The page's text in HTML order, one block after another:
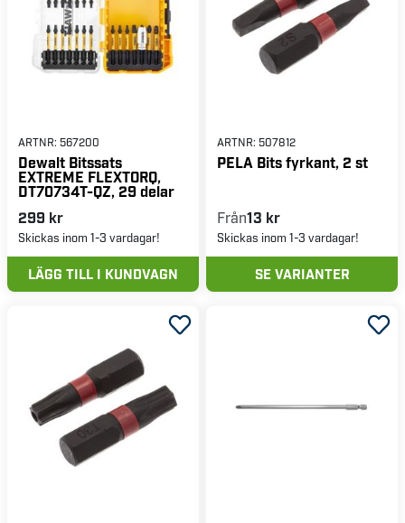
ARTNR: 567200
Dewalt Bitssats
EXTREME FLEXTORQ,
DT70734T-QZ, 29 delar
299 kr
Skickas inom 1-3 vardagar!
LÄGG TILL I KUNDVAGN
ARTNR: 507812
PELA Bits fyrkant, 2 st
Från13 kr
Skickas inom 1-3 vardagar!
SE VARIANTER